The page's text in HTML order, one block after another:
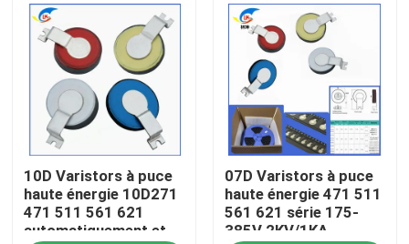
À la maison
10D Varistors à puce
haute énergie 10D271
471 511 561 621
automatiquement et
07D Varistors à puce
haute énergie 471 511
561 621 série 175-
385V 2KV/1KA